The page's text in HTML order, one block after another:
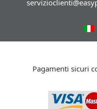
Pagamenti sicuri